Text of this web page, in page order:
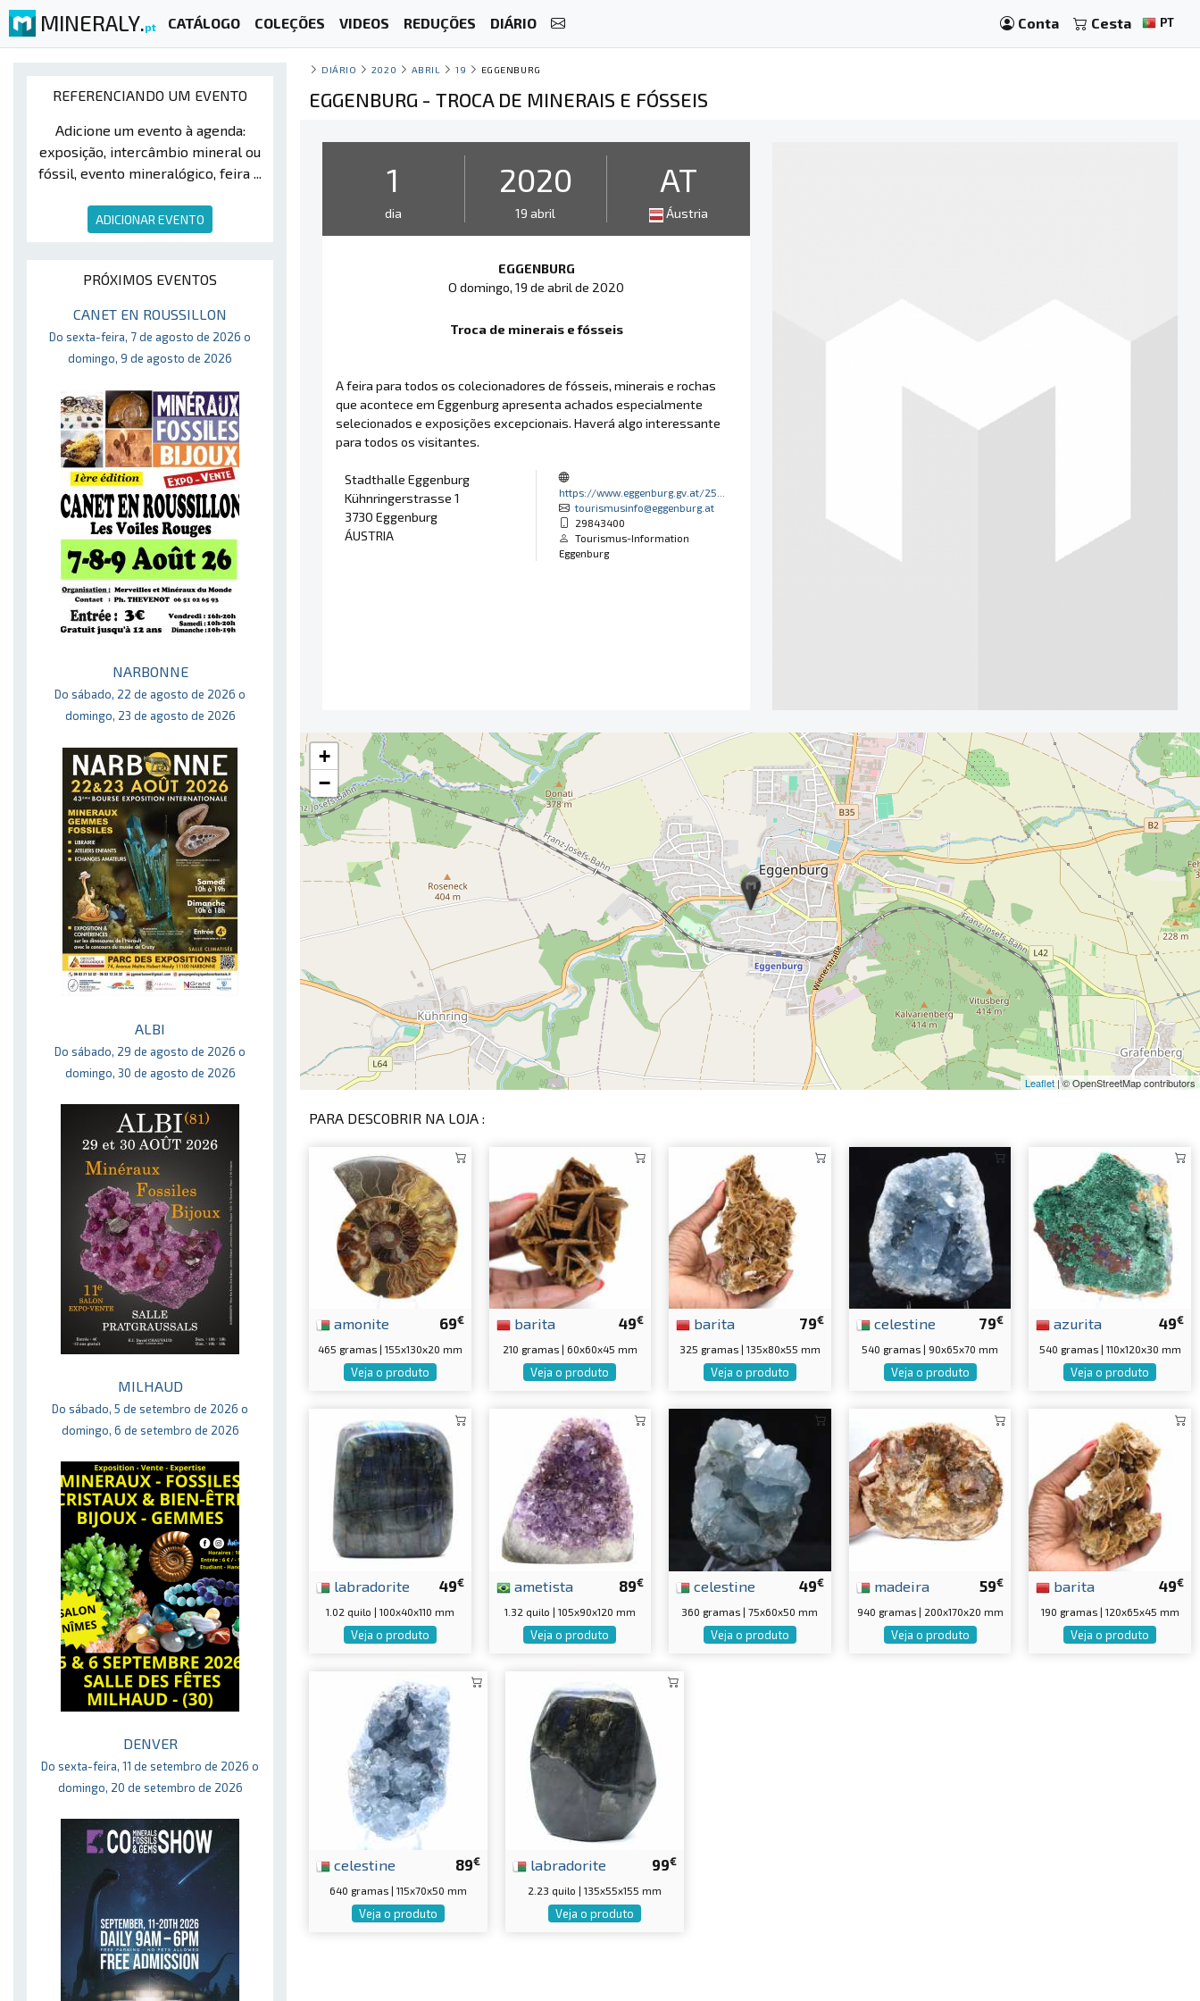
MINERALY.pt CATÁLOGO COLEÇÕES VIDEOS REDUÇÕES DIÁRIO Conta Cesta PT
REFERENCIANDO UM EVENTO
Adicione um evento à agenda:
exposição, intercâmbio mineral ou
fóssil, evento mineralógico, feira ...
ADICIONAR EVENTO
PRÓXIMOS EVENTOS
CANET EN ROUSSILLON
Do sexta-feira, 7 de agosto de 2026 o
domingo, 9 de agosto de 2026
NARBONNE
Do sábado, 22 de agosto de 2026 o
domingo, 23 de agosto de 2026
ALBI
Do sábado, 29 de agosto de 2026 o
domingo, 30 de agosto de 2026
MILHAUD
Do sábado, 5 de setembro de 2026 o
domingo, 6 de setembro de 2026
DENVER
Do sexta-feira, 11 de setembro de 2026 o
domingo, 20 de setembro de 2026
DIÁRIO 2020 ABRIL 19 EGGENBURG
EGGENBURG - TROCA DE MINERAIS E FÓSSEIS
1
dia
2020
19 abril
AT
Áustria
EGGENBURG
O domingo, 19 de abril de 2020
Troca de minerais e fósseis
A feira para todos os colecionadores de fósseis, minerais e rochas
que acontece em Eggenburg apresenta achados especialmente
selecionados e exposições excepcionais. Haverá algo interessante
para todos os visitantes.
Stadthalle Eggenburg
Kühnringerstrasse 1
3730 Eggenburg
ÁUSTRIA
https://www.eggenburg.gv.at/25...
tourismusinfo@eggenburg.at
29843400
Tourismus-Information
Eggenburg
+
−
Leaflet| © OpenStreetMap contributors
PARA DESCOBRIR NA LOJA :
69€
amonite
465 gramas | 155x130x20 mm
Veja o produto
49€
barita
210 gramas | 60x60x45 mm
Veja o produto
79€
barita
325 gramas | 135x80x55 mm
Veja o produto
79€
celestine
540 gramas | 90x65x70 mm
Veja o produto
49€
azurita
540 gramas | 110x120x30 mm
Veja o produto
49€
labradorite
1.02 quilo | 100x40x110 mm
Veja o produto
89€
ametista
1.32 quilo | 105x90x120 mm
Veja o produto
49€
celestine
360 gramas | 75x60x50 mm
Veja o produto
59€
madeira
940 gramas | 200x170x20 mm
Veja o produto
49€
barita
190 gramas | 120x65x45 mm
Veja o produto
89€
celestine
640 gramas | 115x70x50 mm
Veja o produto
99€
labradorite
2.23 quilo | 135x55x155 mm
Veja o produto